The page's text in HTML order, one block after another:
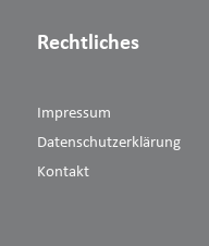
Rechtliches
Impressum
Datenschutzerklärung
Kontakt